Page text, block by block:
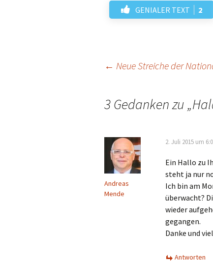
GENIALER TEXT 2
Navigation
← Neue Streiche der
3 Gedanken zu „
Andreas
Mende
2. Juli 2015 um
Ein Hallo zu
steht ja nur
Ich bin am
überwacht?
wieder
gegangen.
Danke und
Antworten